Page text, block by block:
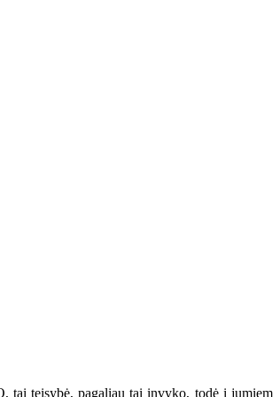
tai teisybė, pagaliau tai invyko, todė i jumiem